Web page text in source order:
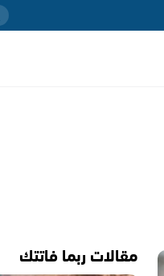
مقالات ربما فاتتك